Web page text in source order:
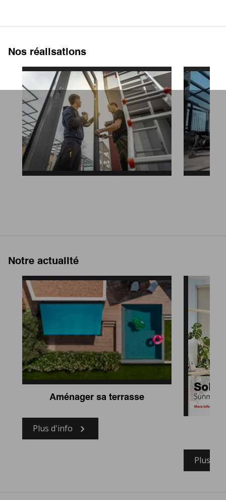
Nos réalisations
Notre actualité
Aménager sa terrasse
Plus d'info
Plus